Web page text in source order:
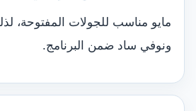
مايو مناسب للجولات المفتوحة،
ونوفي ساد ضمن البرنامج.